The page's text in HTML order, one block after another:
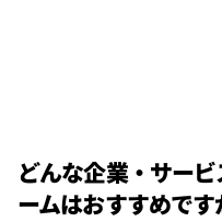
どんな企業・サー
ームはおすすめです